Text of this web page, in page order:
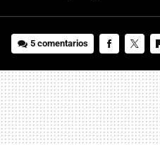
5 comentarios